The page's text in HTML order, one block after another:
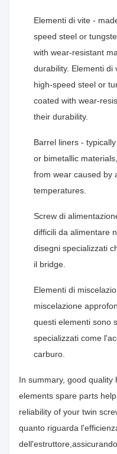
Elementi di vite -
speed steel or
with wear-resistant
durability. Elementi di
high-speed steel or
coated with wear-
their durability.
Barrel liners -
or bimetallic
from wear caused by
temperatures.
Screw di
difficili da alimentare
disegni specializzati
il bridge.
Elementi di
miscelazione
questi elementi sono
specializzati come
carburo.
In summary, good quality
elements spare parts
reliability of your twin
quanto riguarda